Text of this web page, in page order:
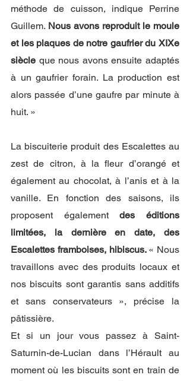
méthode de cuisson, indique Perrine
Guillem. Nous avons reproduit le moule
et les plaques de notre gaufrier du XIXe
siècle que nous avons ensuite adaptés
à un gaufrier forain. La production est
alors passée d’une gaufre par minute à
huit. »
La biscuiterie produit des Escalettes au
zest de citron, à la fleur d’orangé et
également au chocolat, à l’anis et à la
vanille. En fonction des saisons, ils
proposent également des éditions
limitées, la dernière en date, des
Escalettes framboises, hibiscus. « Nous
travaillons avec des produits locaux et
nos biscuits sont garantis sans additifs
et sans conservateurs », précise la
pâtissière.
Et si un jour vous passez à Saint-
Saturnin-de-Lucian dans l’Hérault au
moment où les biscuits sont en train de